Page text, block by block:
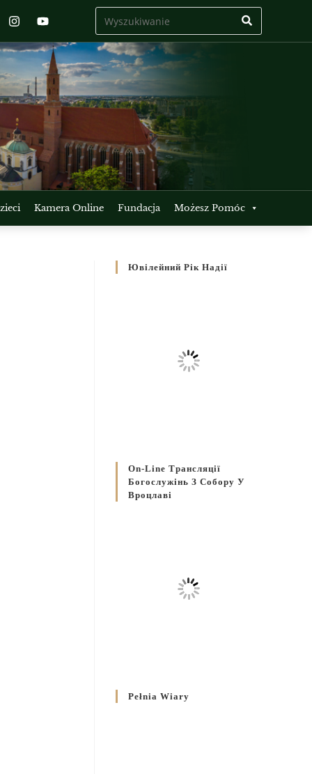
Kamera Online Fundacja Możesz Pomóc
Ювілейний Рік Надії
On-Line Трансляції
Богослужінь З Собору У
Вроцлаві
Pełnia Wiary